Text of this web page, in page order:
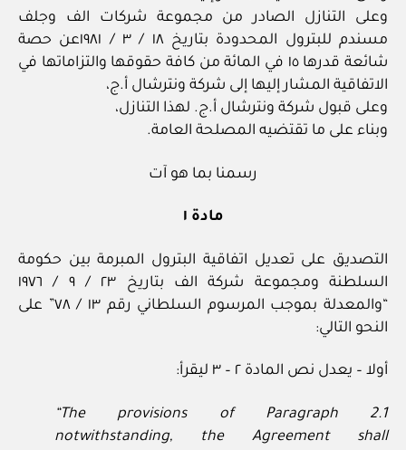
وعلى التنازل الصادر من مجموعة شركات الف وجلف
مسندم للبترول المحدودة بتاريخ ١٨ / ٣ / ١٩٨١عن حصة
شائعة قدرها ١٥ في المائة من كافة حقوقها والتزاماتها في
الاتفاقية المشار إليها إلى شركة ونترشال أ.ج،
وعلى قبول شركة ونترشال أ.ج. لهذا التنازل،
وبناء على ما تقتضيه المصلحة العامة.
رسمنا بما هو آت
مادة ١
التصديق على تعديل اتفاقية البترول المبرمة بين حكومة
السلطنة ومجموعة شركة الف بتاريخ ٢٣ / ٩ / ١٩٧٦
“والمعدلة بموجب المرسوم السلطاني رقم ١٣ / ٧٨” على
النحو التالي:
أولا – يعدل نص المادة ٢ – ٣ ليقرأ:
“The provisions of Paragraph 2.1
notwithstanding, the Agreement shall